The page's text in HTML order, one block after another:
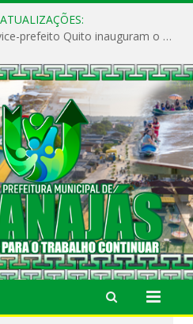
Prefeito Vivaldo Mendes e vice-prefeito Quito inauguram o CAPS e fortalecem a saúde pública em Anajás.